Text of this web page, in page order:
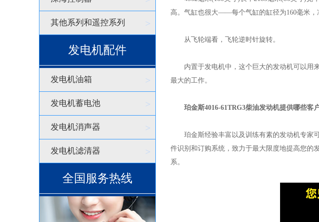
其他系列和遥控系列 >
发电机配件
发电机油箱 >
发电机蓄电池 >
发电机消声器 >
发电机滤清器 >
全国服务热线
高。气缸也很大——每个气缸的缸径为160毫米
从飞轮端看，飞轮逆时针旋转。
内置于发电机中，这个巨大的发动机可以用来
最大的工作。
珀金斯4016-61TRG3柴油发动机提供哪些客
珀金斯经验丰富以及训练有素的发动机专家可
件识别和订购系统，致力于最大限度地提高您的
系。